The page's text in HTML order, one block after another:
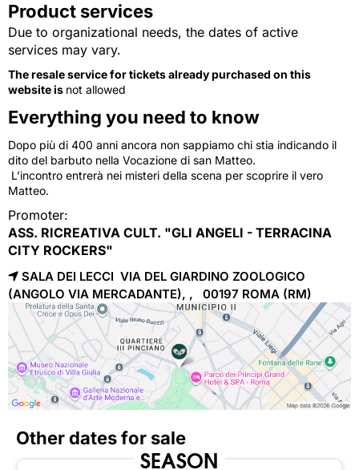
Product services
Due to organizational needs, the dates of active
services may vary.
The resale service for tickets already purchased on this
website is not allowed
Everything you need to know
Dopo più di 400 anni ancora non sappiamo chi stia indicando il
dito del barbuto nella Vocazione di san Matteo.
L’incontro entrerà nei misteri della scena per scoprire il vero
Matteo.
Promoter:
ASS. RICREATIVA CULT. "GLI ANGELI - TERRACINA
CITY ROCKERS"
SALA DEI LECCI VIA DEL GIARDINO ZOOLOGICO
(ANGOLO VIA MERCADANTE), , 00197 ROMA (RM)
Other dates for sale
SEASON